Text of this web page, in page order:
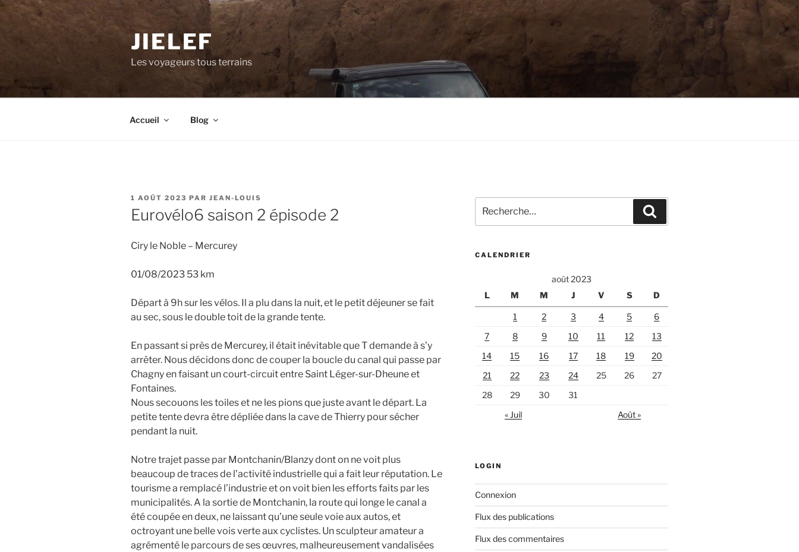
Aller
contenu
JIELEF
Les voyageurs tous terrains
Accueil Blog
PUBLIÉ
LE
1 AOÛT 2023 PAR JEAN-LOUIS
Eurovélo6 saison 2 épisode 2
Ciry le Noble – Mercurey
01/08/2023 53 km
Départ à 9h sur les vélos. Il a plu dans la nuit, et le petit déjeuner se fait
au sec, sous le double toit de la grande tente.
En passant si près de Mercurey, il était inévitable que T demande à s’y
arrêter. Nous décidons donc de couper la boucle du canal qui passe par
Chagny en faisant un court-circuit entre Saint Léger-sur-Dheune et
Fontaines.
Nous secouons les toiles et ne les pions que juste avant le départ. La
petite tente devra être dépliée dans la cave de Thierry pour sécher
pendant la nuit.
Notre trajet passe par Montchanin/Blanzy dont on ne voit plus
beaucoup de traces de l’activité industrielle qui a fait leur réputation. Le
tourisme a remplacé l’industrie et on voit bien les efforts faits par les
municipalités. A la sortie de Montchanin, la route qui longe le canal a
été coupée en deux, ne laissant qu’une seule voie aux autos, et
octroyant une belle vois verte aux cyclistes. Un sculpteur amateur a
agrémenté le parcours de ses œuvres, malheureusement vandalisées
pour
:
CALENDRIER
août 2023
L
M M J V S D
1 2 3 4 5
6
7
8 9 10 11 12
13
14
15 16 17 18 19
20
21
22 23 24 25 26
27
28
29 30
31
« Juil
Août »
LOGIN
Connexion
Flux des publications
Flux des commentaires